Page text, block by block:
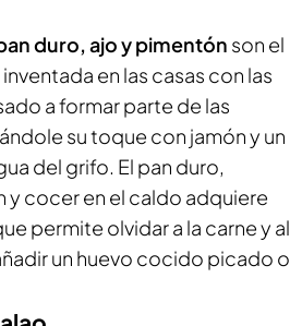
duro, ajo y pimentón son el
inventada en las casas con las
a formar parte de las
su toque con jamón y un
del grifo. El pan duro,
y cocer en el caldo adquiere
permite olvidar a la carne y al
un huevo cocido picado o